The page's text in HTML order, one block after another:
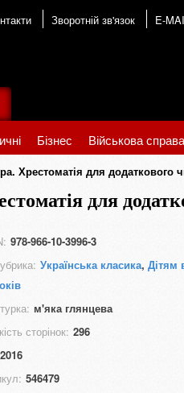
Зворотній зв'язок E-
Бізнес Військова справа
Хрестоматія для додаткового
для
978-966-10-3996-3
Українська класика, Дітям
м'яка глянцева
сторінок: 296
2016
546479